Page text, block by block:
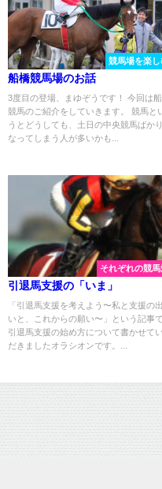
競馬場を楽し
船橋競馬場のお話
3度目の登場、まゆぞうです！ 今回は
競馬のご紹介をしていきます。 競馬と
うとどうしても、土日の中央競馬ばか
なってしまう人が多いかも...
それぞれの競馬
引退馬支援の「いま」
「引退馬支援を考えよう〜私と支援の
いと、これからの願い〜」という記事で
引退馬支援の始め方について書かせて
だきましたオラシオンです。...